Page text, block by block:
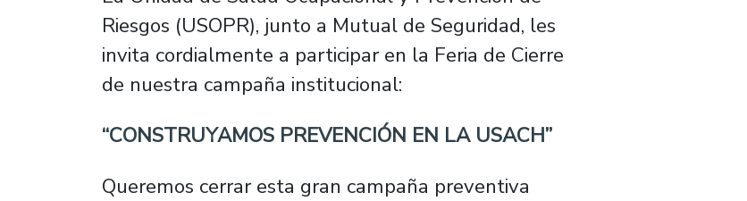
Riesgos (USOPR), junto a Mutual de Seguridad, les
invita cordialmente a participar en la Feria de Cierre
de nuestra campaña institucional:
“CONSTRUYAMOS PREVENCIÓN EN LA USACH”
Queremos cerrar esta gran campaña preventiva